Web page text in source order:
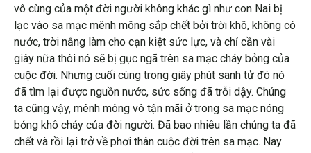
vô cùng của một đời người không khác gì như con Nai bị
lạc vào sa mạc mênh mông sắp chết bởi trời khô, không có
nước, trời nắng làm cho cạn kiệt sức lực, và chỉ cần vài
giây nữa thôi nó sẽ bị gục ngã trên sa mạc cháy bỏng của
cuộc đời. Nhưng cuối cùng trong giây phút sanh tử đó nó
đã tìm lại được nguồn nước, sức sống đã trỗi dậy. Chúng
ta cũng vậy, mênh mông vô tận mãi ở trong sa mạc nóng
bỏng khô cháy của đời người. Đã bao nhiêu lần chúng ta đã
chết và rồi lại trở về phơi thân cuộc đời trên sa mạc. Nay